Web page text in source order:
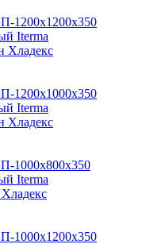
1200х1200х350
1200х1000х350
1000х800х350
1000х1200х350